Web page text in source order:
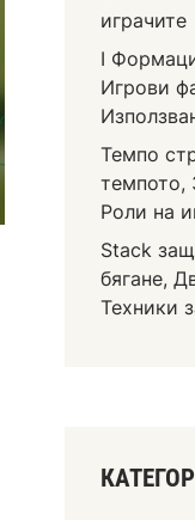
играчите
I
Игрови
Темпо
темпото,
Роли на
Stack
бягане,
Техники